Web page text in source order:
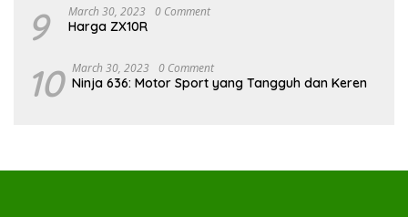
9 March 30, 2023 0 Comment
Harga ZX10R
10 March 30, 2023 0 Comment
Ninja 636: Motor Sport yang Tangguh dan Keren